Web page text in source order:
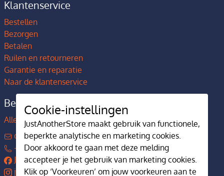
Klantenservice
Bestellen
Bezorgen
Betalen
Ruilen en retourneren
Garantie en reparatie
Naar de klantenservice
Bedrijfsgegevens
Alles over JustAnotherStore
contact@justanotherstore.nl
+31 73 644 7405
JustAnotherStore
justanotherstore.nl
Cookie-instellingen
JustAnotherStore maakt gebruik van functionele,
beperkte analytische en marketing cookies.
Door akkoord te gaan met deze melding
accepteer je het gebruik van marketing cookies.
Klik op ‘Voorkeuren’ om jouw voorkeuren aan te